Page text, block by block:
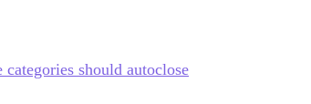
should autoclose